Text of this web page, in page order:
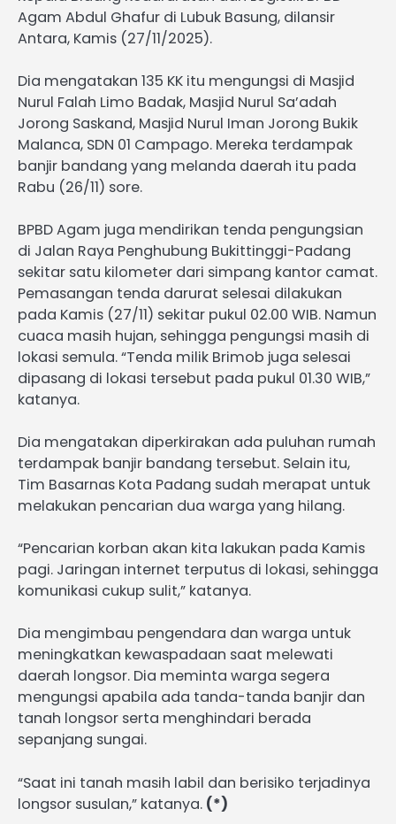
Agam Abdul Ghafur di Lubuk Basung, dilansir
Antara, Kamis (27/11/2025).
Dia mengatakan 135 KK itu mengungsi di Masjid
Nurul Falah Limo Badak, Masjid Nurul Sa’adah
Jorong Saskand, Masjid Nurul Iman Jorong Bukik
Malanca, SDN 01 Campago. Mereka terdampak
banjir bandang yang melanda daerah itu pada
Rabu (26/11) sore.
BPBD Agam juga mendirikan tenda pengungsian
di Jalan Raya Penghubung Bukittinggi-Padang
sekitar satu kilometer dari simpang kantor camat.
Pemasangan tenda darurat selesai dilakukan
pada Kamis (27/11) sekitar pukul 02.00 WIB. Namun
cuaca masih hujan, sehingga pengungsi masih di
lokasi semula. “Tenda milik Brimob juga selesai
dipasang di lokasi tersebut pada pukul 01.30 WIB,”
katanya.
Dia mengatakan diperkirakan ada puluhan rumah
terdampak banjir bandang tersebut. Selain itu,
Tim Basarnas Kota Padang sudah merapat untuk
melakukan pencarian dua warga yang hilang.
“Pencarian korban akan kita lakukan pada Kamis
pagi. Jaringan internet terputus di lokasi, sehingga
komunikasi cukup sulit,” katanya.
Dia mengimbau pengendara dan warga untuk
meningkatkan kewaspadaan saat melewati
daerah longsor. Dia meminta warga segera
mengungsi apabila ada tanda-tanda banjir dan
tanah longsor serta menghindari berada
sepanjang sungai.
“Saat ini tanah masih labil dan berisiko terjadinya
longsor susulan,” katanya. (*)